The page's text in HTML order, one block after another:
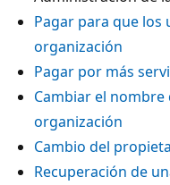
Pagar para que los
organización
Pagar por más
Cambiar el nombre
organización
Cambio del
Recuperación de